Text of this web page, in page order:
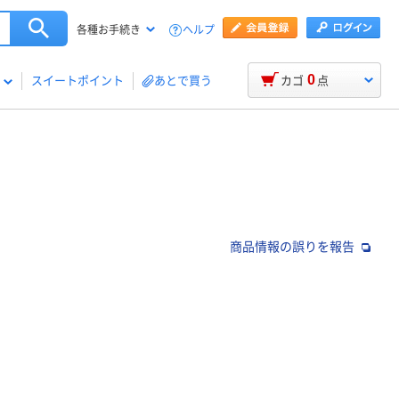
各種お手続き ヘルプ
スイートポイント あとで買う カゴ 0 点
商品情報の誤りを報告